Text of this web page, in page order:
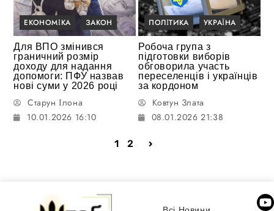
ЕКОНОМІКА ЗАКОН
Для ВПО змінився
граничний розмір
доходу для надання
допомоги: ПФУ назвав
нові суми у 2026 році
Старун Ілона
10.01.2026 16:10
ПОЛІТИКА УКРАЇНА
Робоча група з
підготовки виборів
обговорила участь
переселенців і українців
за кордоном
Ковтун Злата
08.01.2026 21:38
1 2